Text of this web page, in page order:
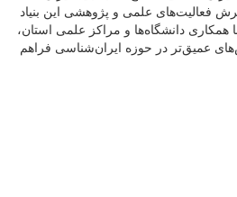
فعالیت‌های علمی و پژوهشی این بنیاد
همکاری دانشگاه‌ها و مراکز علمی استان،
عمیق‌تر در حوزه ایران‌شناسی فراهم